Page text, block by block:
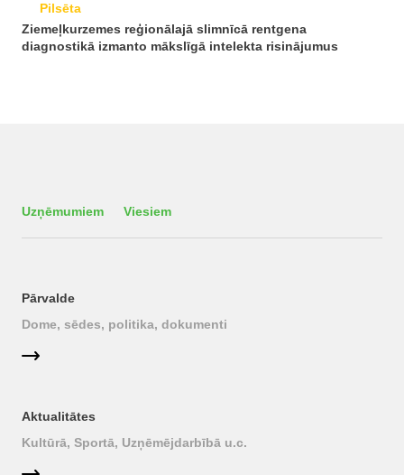
Pilsēta
Ziemeļkurzemes reģionālajā slimnīcā rentgena
diagnostikā izmanto mākslīgā intelekta risinājumus
Uzņēmumiem Viesiem
Pārvalde
Dome, sēdes, politika, dokumenti
Aktualitātes
Kultūrā, Sportā, Uzņēmējdarbībā u.c.